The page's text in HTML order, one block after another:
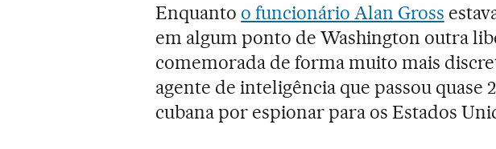
Enquanto o funcionário Alan Gross
em algum ponto de Washington outra
comemorada de forma muito mais
agente de inteligência que passou quase
cubana por espionar para os Estados